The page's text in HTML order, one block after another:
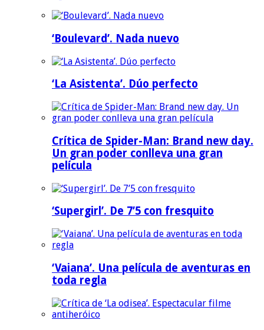
‘Boulevard’. Nada nuevo
‘La Asistenta’. Dúo perfecto
Crítica de Spider-Man: Brand new day.
Un gran poder conlleva una gran
película
‘Supergirl’. De 7’5 con fresquito
‘Vaiana’. Una película de aventuras en
toda regla